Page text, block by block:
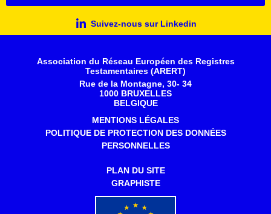
Suivez-nous sur Linkedin
Association du Réseau Européen des Registres
Testamentaires (ARERT)
Rue de la Montagne, 30- 34
1000 BRUXELLES
BELGIQUE
MENTIONS LÉGALES
POLITIQUE DE PROTECTION DES DONNÉES
PERSONNELLES
PLAN DU SITE
GRAPHISTE